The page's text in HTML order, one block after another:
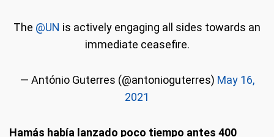
The @UN is actively engaging all sides towards an
immediate ceasefire.
— António Guterres (@antonioguterres) May 16,
2021
Hamás había lanzado poco tiempo antes 400